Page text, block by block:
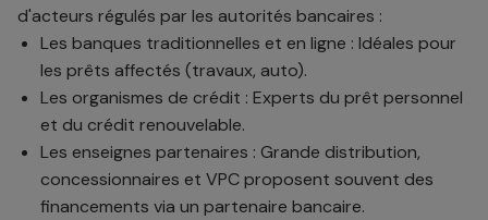
d'acteurs régulés par les autorités bancaires :
Les banques traditionnelles et en ligne : Idéales pour
les prêts affectés (travaux, auto).
Les organismes de crédit : Experts du prêt personnel
et du crédit renouvelable.
Les enseignes partenaires : Grande distribution,
concessionnaires et VPC proposent souvent des
financements via un partenaire bancaire.